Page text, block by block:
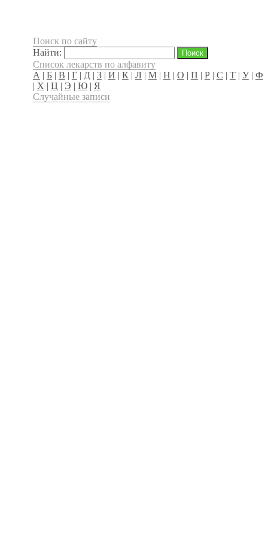
Поиск по сайту
Найти:
Список лекарств по алфавиту
А | Б| В | Г| Д| З| И | К | Л| М| Н | О | П | Р| С | Т| У| Ф
| Х | Ц | Э | Ю| Я
Случайные записи